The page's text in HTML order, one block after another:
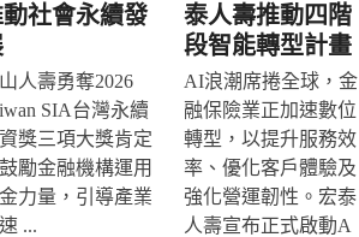
社會永續發
人壽勇奪2026
SIA台灣永續
獎三項大獎肯定
勵金融機構運用
力量，引導產業
...
泰人壽推動四階
段智能轉型計畫
AI浪潮席捲全球，金
融保險業正加速數位
轉型，以提升服務效
率、優化客戶體驗及
強化營運韌性。宏泰
人壽宣布正式啟動A